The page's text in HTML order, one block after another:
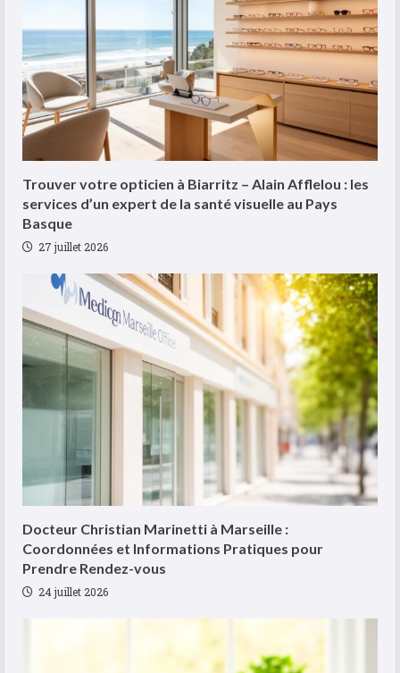
Trouver votre opticien à Biarritz – Alain Afflelou : les
services d’un expert de la santé visuelle au Pays
Basque
27 juillet 2026
Docteur Christian Marinetti à Marseille :
Coordonnées et Informations Pratiques pour
Prendre Rendez-vous
24 juillet 2026